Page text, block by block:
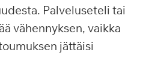
Palveluseteli tai
vähennyksen, vaikka
jättäisi